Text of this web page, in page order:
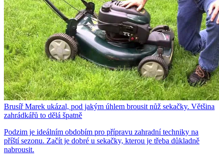
Brusíř Marek ukázal, pod jakým úhlem brousit nůž sekačky. Většina
zahrádkářů to dělá špatně
Podzim je ideálním obdobím pro přípravu zahradní techniky na
příští sezonu. Začít je dobré u sekačky, kterou je třeba důkladně
nabrousit.